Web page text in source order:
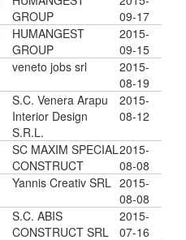
GROUP
09-17
HUMANGEST
GROUP
2015-
09-15
veneto jobs srl
2015-
08-19
S.C. Venera Arapu
Interior Design
S.R.L.
2015-
08-12
SC MAXIM SPECIAL
CONSTRUCT
2015-
08-08
Yannis Creativ SRL 2015-
08-08
S.C. ABIS
CONSTRUCT SRL
2015-
07-16